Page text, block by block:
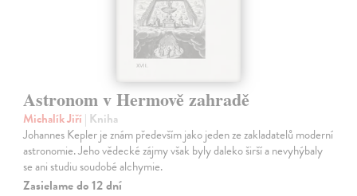
Astronom v Hermově zahradě
Michalík Jiří | Kniha
Johannes Kepler je znám především jako jeden ze zakladatelů moderní
astronomie. Jeho vědecké zájmy však byly daleko širší a nevyhýbaly
se ani studiu soudobé alchymie.
Zasielame do 12 dní